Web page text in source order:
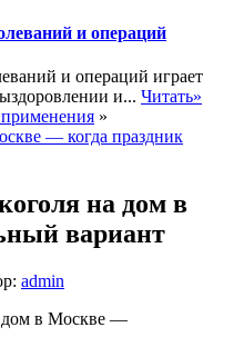
и операций
и операций играет
и... Читать»
»
— когда праздник
на дом в
вариант
admin